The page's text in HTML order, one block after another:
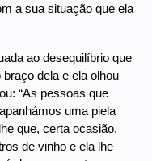
a sua situação que ela
ao desequilíbrio que
dela e ela olhou
“As pessoas que
uma piela
que, certa ocasião,
de vinho e ela lhe